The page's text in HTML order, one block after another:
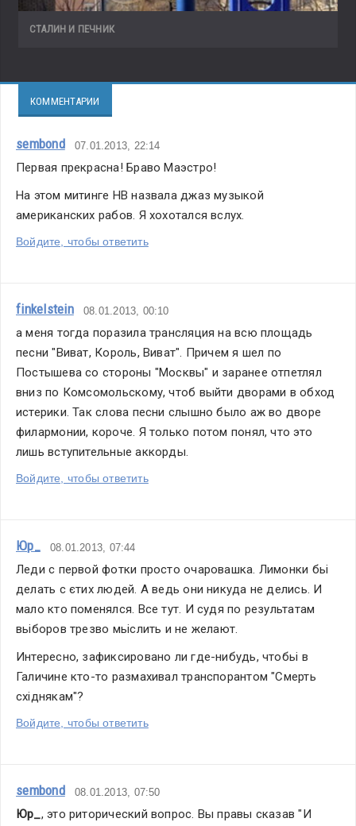
СТАЛИН И ПЕЧНИК
КОММЕНТАРИИ
sembond 07.01.2013, 22:14
Первая прекрасна! Браво Маэстро!
На этом митинге НВ назвала джаз музыкой
американских рабов. Я хохотался вслух.
Войдите, чтобы ответить
finkelstein 08.01.2013, 00:10
а меня тогда поразила трансляция на всю площадь
песни "Виват, Король, Виват". Причем я шел по
Постышева со стороны "Москвы" и заранее отпетлял
вниз по Комсомольскому, чтоб выйти дворами в обход
истерики. Так слова песни слышно было аж во дворе
филармонии, короче. Я только потом понял, что это
лишь вступительные аккорды.
Войдите, чтобы ответить
Юр_ 08.01.2013, 07:44
Леди с первой фотки просто очаровашка. Лимонки бьі
делать с єтих людей. А ведь они никуда не делись. И
мало кто поменялся. Все тут. И судя по результатам
вьіборов трезво мьіслить и не желают.
Интересно, зафиксировано ли где-нибудь, чтобьі в
Галичине кто-то размахивал транспорантом "Смерть
східнякам"?
Войдите, чтобы ответить
sembond 08.01.2013, 07:50
Юр_, это риторический вопрос. Вы правы сказав "И